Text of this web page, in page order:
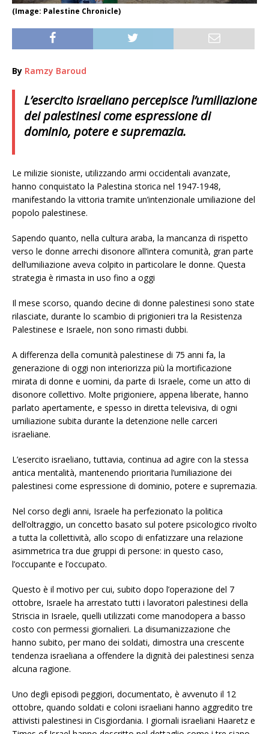
(Image: Palestine Chronicle)
By Ramzy Baroud
L’esercito israeliano percepisce l’umiliazione
dei palestinesi come espressione di
dominio, potere e supremazia.
Le milizie sioniste, utilizzando armi occidentali avanzate,
hanno conquistato la Palestina storica nel 1947-1948,
manifestando la vittoria tramite un’intenzionale umiliazione del
popolo palestinese.
Sapendo quanto, nella cultura araba, la mancanza di rispetto
verso le donne arrechi disonore all’intera comunità, gran parte
dell’umiliazione aveva colpito in particolare le donne. Questa
strategia è rimasta in uso fino a oggi
Il mese scorso, quando decine di donne palestinesi sono state
rilasciate, durante lo scambio di prigionieri tra la Resistenza
Palestinese e Israele, non sono rimasti dubbi.
A differenza della comunità palestinese di 75 anni fa, la
generazione di oggi non interiorizza più la mortificazione
mirata di donne e uomini, da parte di Israele, come un atto di
disonore collettivo. Molte prigioniere, appena liberate, hanno
parlato apertamente, e spesso in diretta televisiva, di ogni
umiliazione subita durante la detenzione nelle carceri
israeliane.
L’esercito israeliano, tuttavia, continua ad agire con la stessa
antica mentalità, mantenendo prioritaria l’umiliazione dei
palestinesi come espressione di dominio, potere e supremazia.
Nel corso degli anni, Israele ha perfezionato la politica
dell’oltraggio, un concetto basato sul potere psicologico rivolto
a tutta la collettività, allo scopo di enfatizzare una relazione
asimmetrica tra due gruppi di persone: in questo caso,
l’occupante e l’occupato.
Questo è il motivo per cui, subito dopo l’operazione del 7
ottobre, Israele ha arrestato tutti i lavoratori palestinesi della
Striscia in Israele, quelli utilizzati come manodopera a basso
costo con permessi giornalieri. La disumanizzazione che
hanno subito, per mano dei soldati, dimostra una crescente
tendenza israeliana a offendere la dignità dei palestinesi senza
alcuna ragione.
Uno degli episodi peggiori, documentato, è avvenuto il 12
ottobre, quando soldati e coloni israeliani hanno aggredito tre
attivisti palestinesi in Cisgiordania. I giornali israeliani Haaretz e